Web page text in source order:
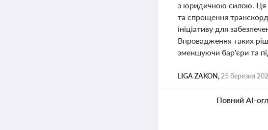
з юридичною силою. Ця
та спрощення
ініціативу для
Впровадження таких
зменшуючи бар'єри та
LIGA ZAKON, 25 березня
Повний AI-